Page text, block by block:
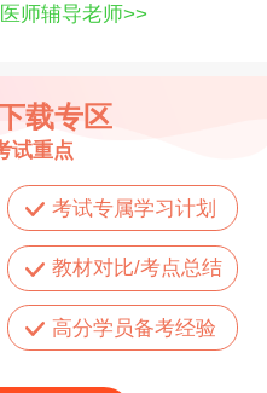
师辅导老师>>
载专区
试重点
考试专属学习计划
教材对比/考点总结
高分学员备考经验